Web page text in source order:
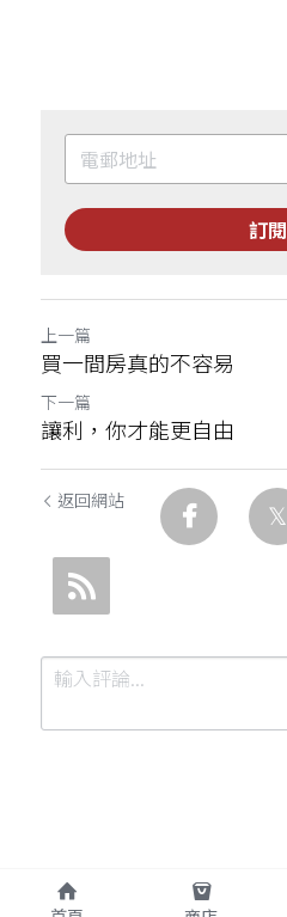
訂閱
上一篇
買一間房真的不容易
下一篇
讓利，你才能更自由
返回網站
提交